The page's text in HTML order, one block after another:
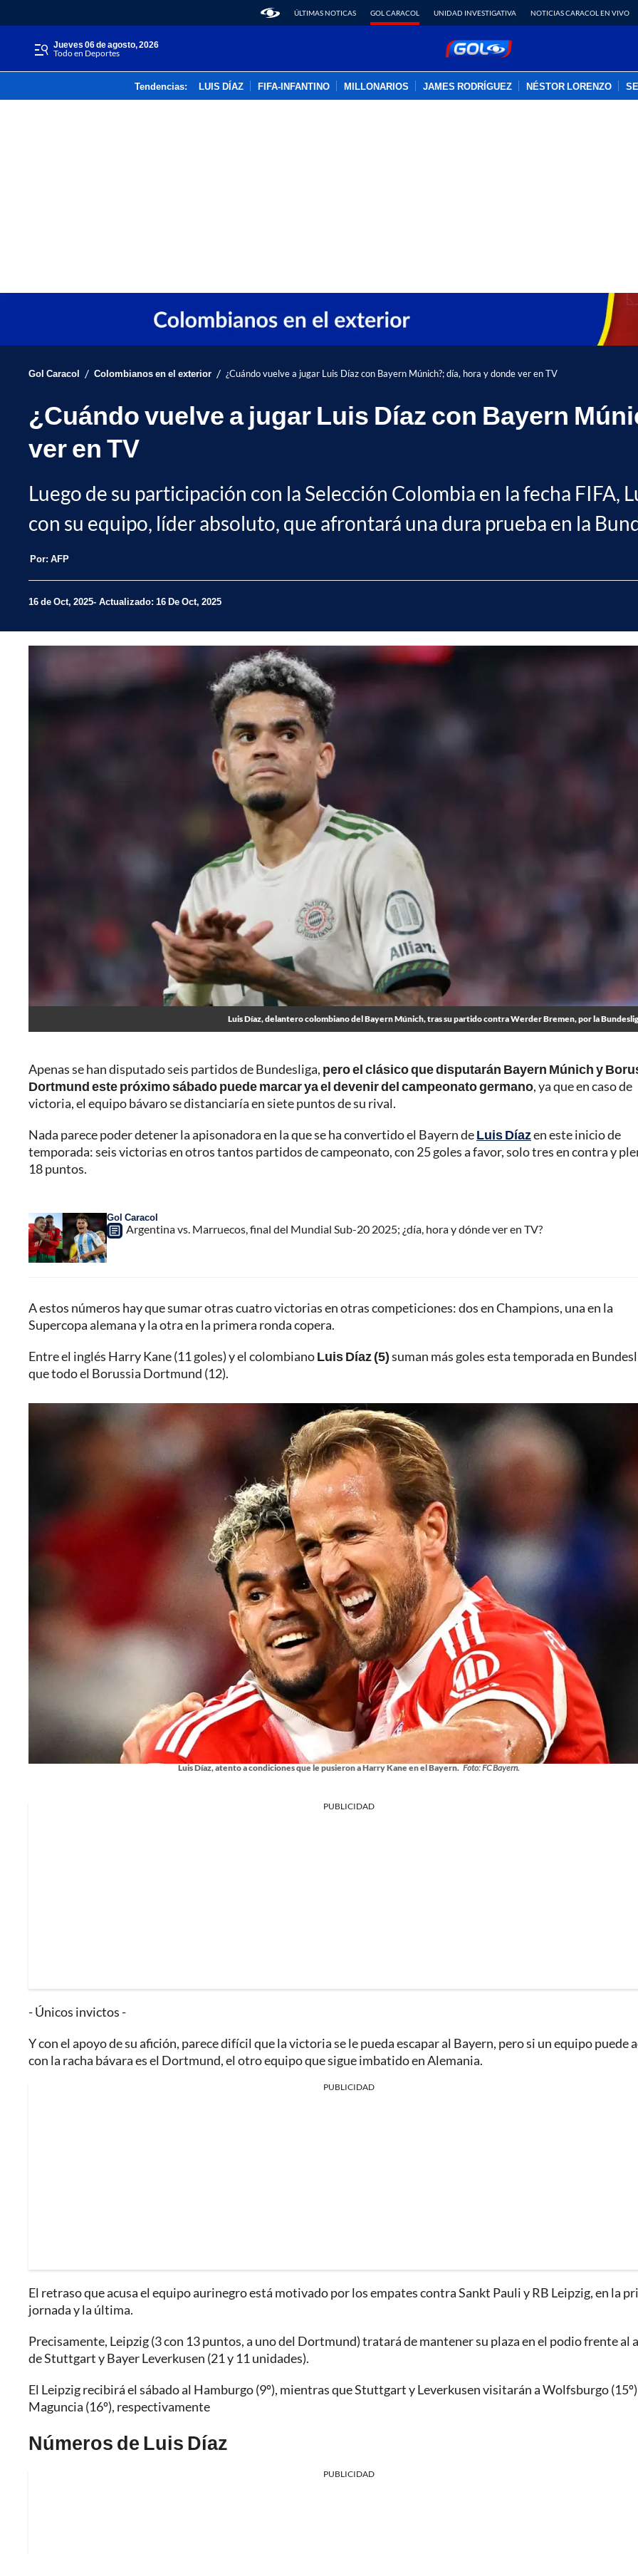
ÚLTIMAS NOTICAS GOL CARACOL UNIDAD INVESTIGATIVA NOTICIAS CARACOL EN VIVO
jueves 06 de agosto, 2026
Todo en Deportes
Tendencias: LUIS DÍAZ FIFA-INFANTINO MILLONARIOS JAMES RODRÍGUEZ NÉSTOR LORENZO
Gol Caracol / Colombianos en el exterior / ¿Cuándo vuelve a jugar Luis Díaz con Bayern Múnich?; día, hora y donde ver en TV
¿Cuándo vuelve a jugar Luis Díaz con Bayern
ver en TV
Luego de su participación con la Selección Colombia en la fecha FIFA,
con su equipo, líder absoluto, que afrontará una dura prueba en la
Por: AFP
16 de Oct, 2025 Actualizado: 16 De Oct, 2025
Luis Díaz, delantero colombiano del Bayern Múnich, tras su partido contra Werder Bremen, por la
Apenas se han disputado seis partidos de Bundesliga, pero el clásico que disputarán Bayern Múnich y
Dortmund este próximo sábado puede marcar ya el devenir del campeonato germano, ya que en caso de
victoria, el equipo bávaro se distanciaría en siete puntos de su rival.
Nada parece poder detener la apisonadora en la que se ha convertido el Bayern deLuis Díazen este inicio de
temporada: seis victorias en otros tantos partidos de campeonato, con 25 goles a favor, solo tres en contra y
18 puntos.
Gol Caracol
Argentina vs. Marruecos, final del Mundial Sub-20 2025; ¿día, hora y dónde ver en TV?
A estos números hay que sumar otras cuatro victorias en otras competiciones: dos en Champions, una en la
Supercopa alemana y la otra en la primera ronda copera.
Entre el inglés Harry Kane (11 goles) y el colombianoLuis Díaz (5)suman más goles esta temporada en
que todo el Borussia Dortmund (12).
Luis Díaz, atento a condiciones que le pusieron a Harry Kane en el Bayern. Foto: FC Bayern.
PUBLICIDAD
- Únicos invictos -
Y con el apoyo de su afición, parece difícil que la victoria se le pueda escapar al Bayern, pero si un equipo puede
con la racha bávara es el Dortmund, el otro equipo que sigue imbatido en Alemania.
PUBLICIDAD
El retraso que acusa el equipo aurinegro está motivado por los empates contra Sankt Pauli y RB Leipzig, en la
jornada y la última.
Precisamente, Leipzig (3 con 13 puntos, a uno del Dortmund) tratará de mantener su plaza en el podio frente al
de Stuttgart y Bayer Leverkusen (21 y 11 unidades).
El Leipzig recibirá el sábado al Hamburgo (9º), mientras que Stuttgart y Leverkusen visitarán a Wolfsburgo
Maguncia (16º), respectivamente
Números de Luis Díaz
PUBLICIDAD